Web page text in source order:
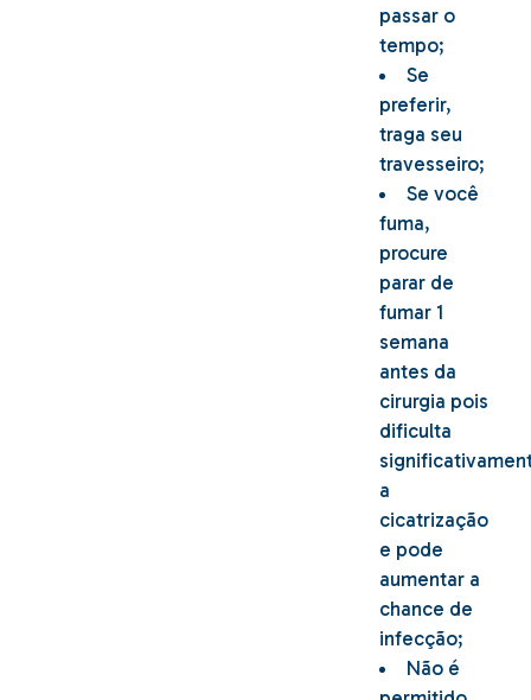
passar o
tempo;
Se
preferir,
traga seu
travesseiro;
Se você
fuma,
procure
parar de
fumar 1
semana
antes da
cirurgia pois
dificulta
a
cicatrização
e pode
aumentar a
chance de
infecção;
Não é